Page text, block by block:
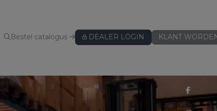
Bestel catalogus DEALER LOGIN KLANT
KUSSENBESCHERMERS
Kussenbeschermers